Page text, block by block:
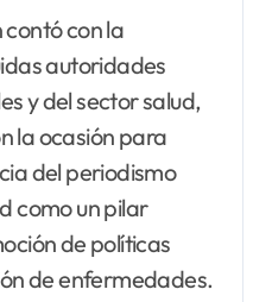
con la
autoridades
y del sector salud,
la ocasión para
del periodismo
como un pilar
de políticas
de enfermedades.